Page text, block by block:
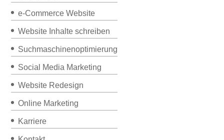
e-Commerce Website
Website Inhalte schreiben
Suchmaschinenoptimierung
Social Media Marketing
Website Redesign
Online Marketing
Karriere